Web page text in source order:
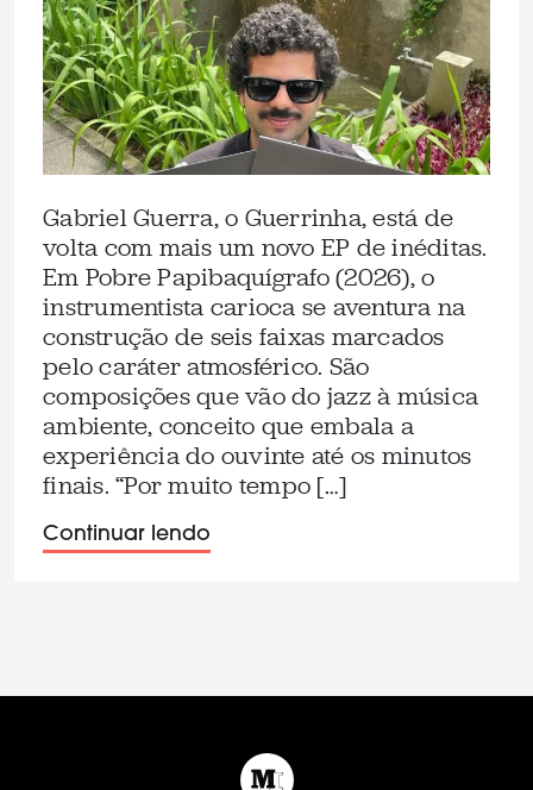
Gabriel Guerra, o Guerrinha, está de
volta com mais um novo EP de inéditas.
Em Pobre Papibaquígrafo (2026), o
instrumentista carioca se aventura na
construção de seis faixas marcados
pelo caráter atmosférico. São
composições que vão do jazz à música
ambiente, conceito que embala a
experiência do ouvinte até os minutos
finais. “Por muito tempo […]
Continuar lendo